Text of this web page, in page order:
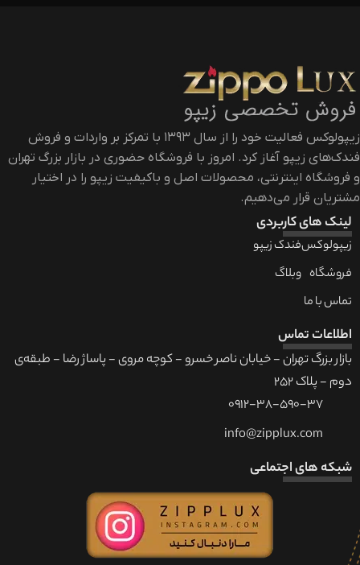
زیپولوکس فعالیت خود را از سال ۱۳۹۳ با تمرکز بر واردات و فروش
فندک‌های زیپو آغاز کرد. امروز با فروشگاه حضوری در بازار بزرگ تهران
و فروشگاه اینترنتی، محصولات اصل و باکیفیت زیپو را در اختیار
مشتریان قرار می‌دهیم.
لینک های کاربردی
زیپولوکس
فروشگاه
تماس با ما
فندک زیپو
وبلاگ
اطلاعات تماس
بازار بزرگ تهران - خیابان ناصر خسرو - کوچه مروی - پاساژ رضا - طبقه‌ی
دوم - پلاک 252
0912-38-590-37
info@zipplux.com
شبکه های اجتماعی